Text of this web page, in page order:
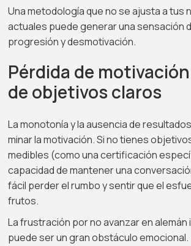
Una metodología que no se ajusta a tus
actuales puede generar una sensación
progresión y desmotivación.
Pérdida de
de objetivos claros
La monotonía y la ausencia de
minar la motivación. Si no tienes
medibles (como una certificación
capacidad de mantener una
fácil perder el rumbo y sentir que el
frutos.
La frustración por no avanzar en alemán
puede ser un gran obstáculo emocional.